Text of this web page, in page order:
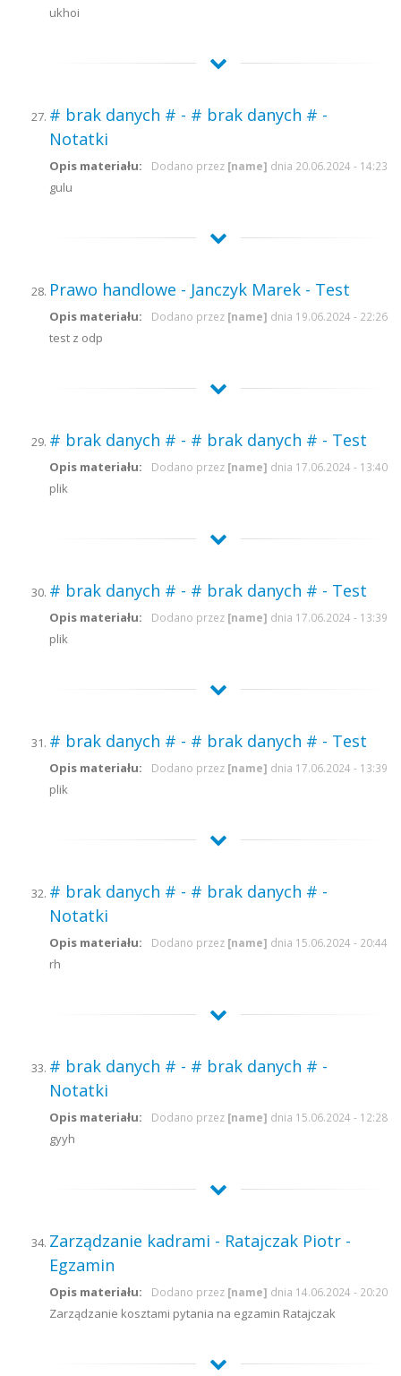
ukhoi
# brak danych # - # brak danych # -
Notatki
Dodano przez [name] dnia 20.06.2024 - 14:23
Opis materiału:
gulu
Prawo handlowe - Janczyk Marek - Test
Dodano przez [name] dnia 19.06.2024 - 22:26
Opis materiału:
test z odp
# brak danych # - # brak danych # - Test
Dodano przez [name] dnia 17.06.2024 - 13:40
Opis materiału:
plik
# brak danych # - # brak danych # - Test
Dodano przez [name] dnia 17.06.2024 - 13:39
Opis materiału:
plik
# brak danych # - # brak danych # - Test
Dodano przez [name] dnia 17.06.2024 - 13:39
Opis materiału:
plik
# brak danych # - # brak danych # -
Notatki
Dodano przez [name] dnia 15.06.2024 - 20:44
Opis materiału:
rh
# brak danych # - # brak danych # -
Notatki
Dodano przez [name] dnia 15.06.2024 - 12:28
Opis materiału:
gyyh
Zarządzanie kadrami - Ratajczak Piotr -
Egzamin
Dodano przez [name] dnia 14.06.2024 - 20:20
Opis materiału:
Zarządzanie kosztami pytania na egzamin Ratajczak